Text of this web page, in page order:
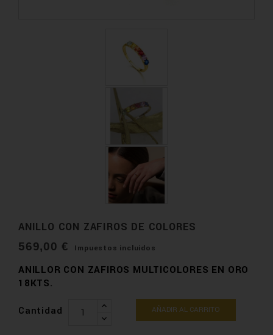
ANILLO CON ZAFIROS DE COLORES
569,00 € Impuestos incluidos
ANILLOR CON ZAFIROS MULTICOLORES EN ORO
18KTS.
Cantidad AÑADIR AL CARRITO